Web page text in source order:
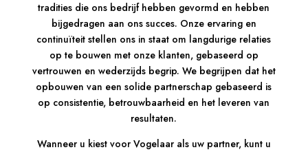
tradities die ons bedrijf hebben gevormd en hebben
bijgedragen aan ons succes. Onze ervaring en
continuïteit stellen ons in staat om langdurige relaties
op te bouwen met onze klanten, gebaseerd op
vertrouwen en wederzijds begrip. We begrijpen dat het
opbouwen van een solide partnerschap gebaseerd is
op consistentie, betrouwbaarheid en het leveren van
resultaten.
Wanneer u kiest voor Vogelaar als uw partner, kunt u